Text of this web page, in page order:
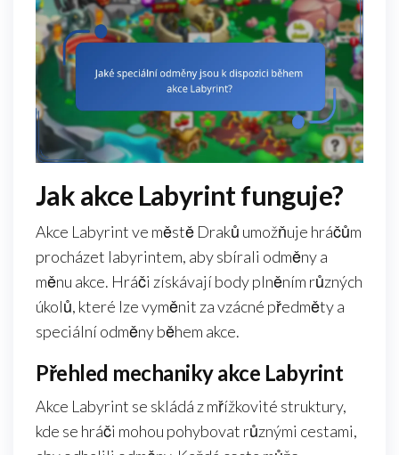
Jak akce Labyrint funguje?
Akce Labyrint ve městě Draků umožňuje hráčům
procházet labyrintem, aby sbírali odměny a
měnu akce. Hráči získávají body plněním různých
úkolů, které lze vyměnit za vzácné předměty a
speciální odměny během akce.
Přehled mechaniky akce Labyrint
Akce Labyrint se skládá z mřížkovité struktury,
kde se hráči mohou pohybovat různými cestami,